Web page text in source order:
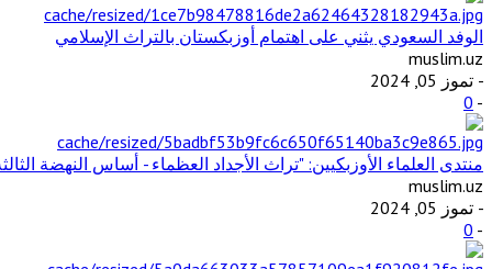
الوفد السعودي يثني على اهتمام أوزبكستان بالتراث الإسلامي
muslim.uz
- تموز 05, 2024
-
0
منتدى العلماء الأوزبكيين: "تراث الأجداد العظماء - أساس النهضة
muslim.uz
- تموز 05, 2024
-
0